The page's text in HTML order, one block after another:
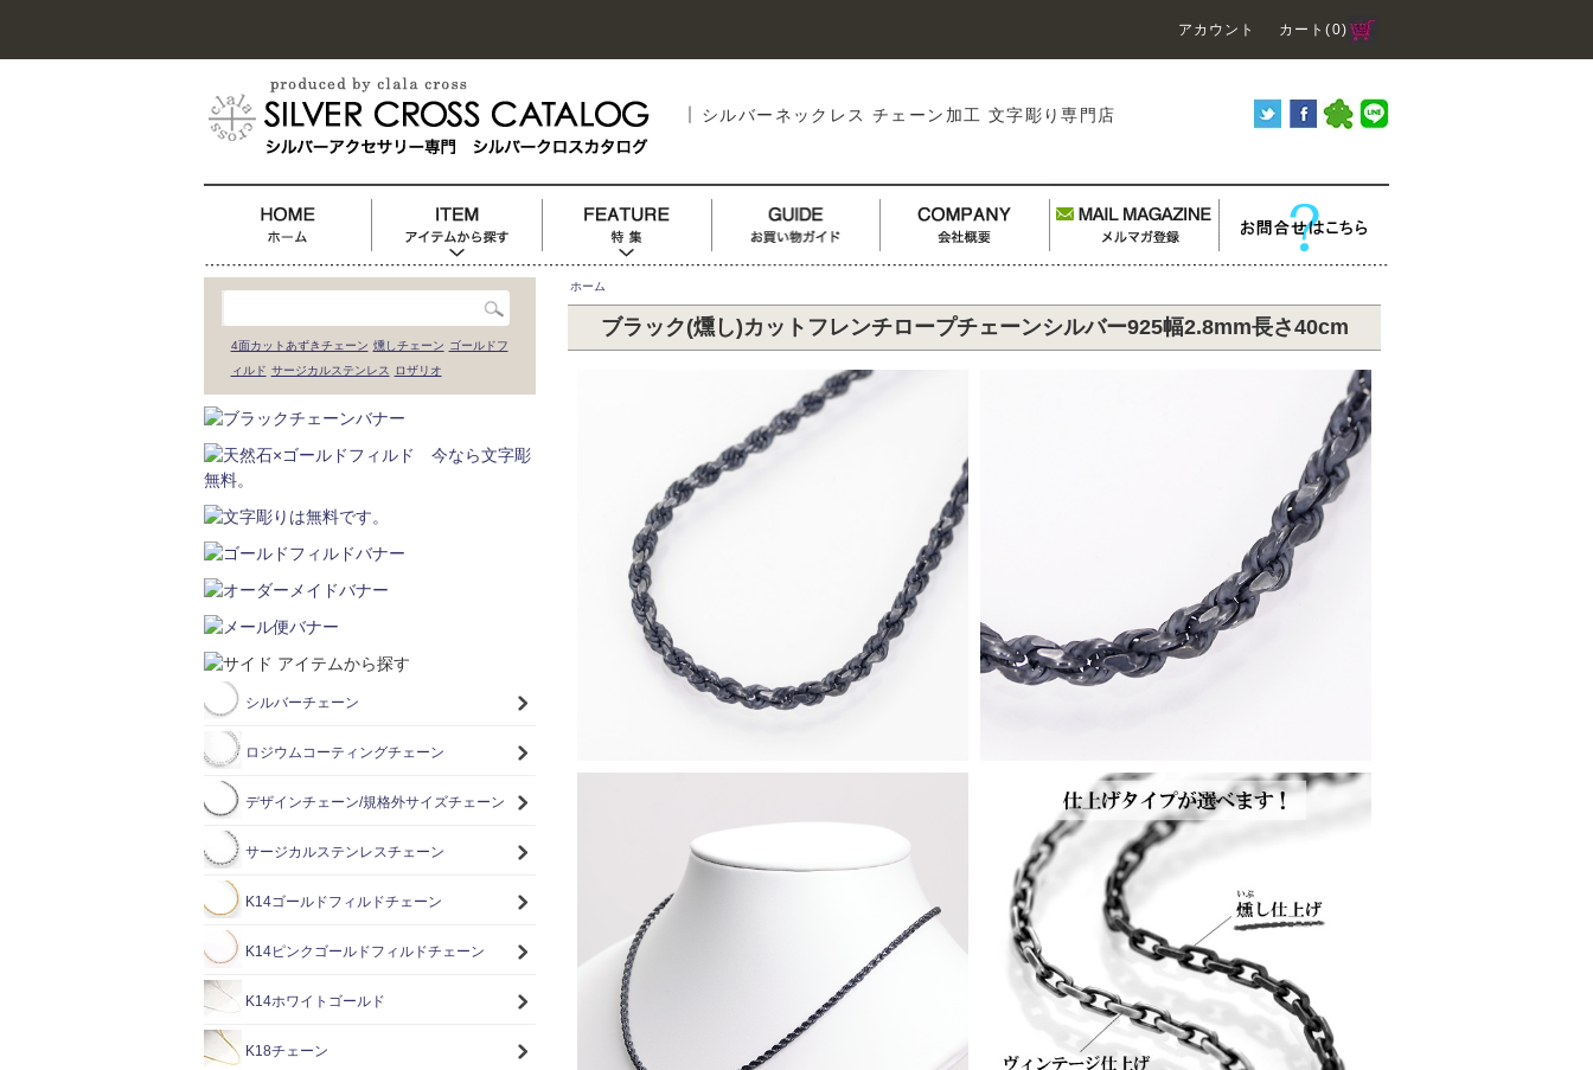
アカウント カート(0)
シルバーネックレス チェーン加工 文字彫り専門店
ホーム
ブラック(燻し)カットフレンチロープチェーンシルバー925幅2.8mm長さ40cm
4面カットあずきチェーン 燻しチェーン ゴールドフ
ィルド サージカルステンレス ロザリオ
シルバーチェーン
ロジウムコーティングチェーン
デザインチェーン/規格外サイズチェーン
サージカルステンレスチェーン
K14ゴールドフィルドチェーン
K14ピンクゴールドフィルドチェーン
K14ホワイトゴールド
K18チェーン